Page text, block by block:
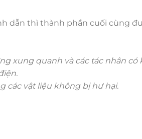
dẫn thì thành phần cuối cùng
xung quanh và các tác nhân có
các vật liệu không bị hư hại.